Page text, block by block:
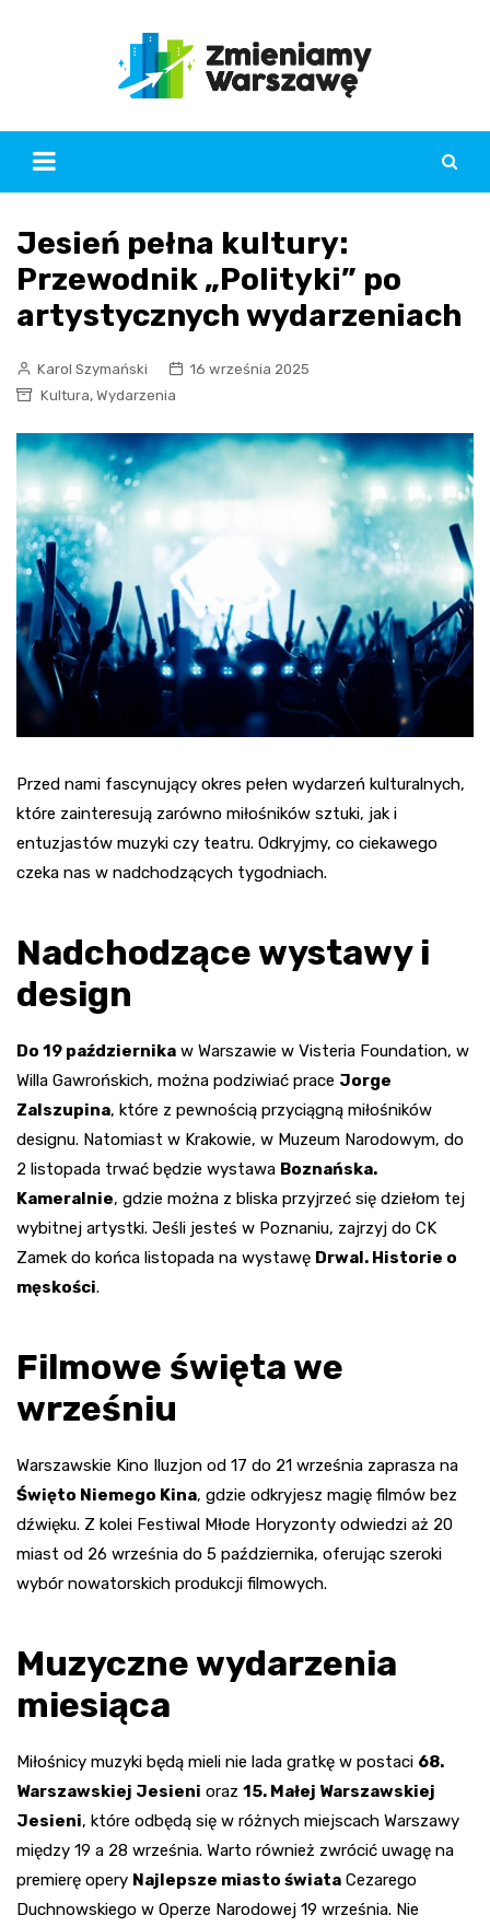
Jesień pełna kultury:
Przewodnik „Polityki” po
artystycznych wydarzeniach
Karol Szymański
16 września 2025
Kultura, Wydarzenia
Przed nami fascynujący okres pełen wydarzeń kulturalnych,
które zainteresują zarówno miłośników sztuki, jak i
entuzjastów muzyki czy teatru. Odkryjmy, co ciekawego
czeka nas w nadchodzących tygodniach.
Nadchodzące wystawy i
design
Do 19 października w Warszawie w Visteria Foundation, w
Willa Gawrońskich, można podziwiać prace Jorge
Zalszupina, które z pewnością przyciągną miłośników
designu. Natomiast w Krakowie, w Muzeum Narodowym, do
2 listopada trwać będzie wystawa Boznańska.
Kameralnie, gdzie można z bliska przyjrzeć się dziełom tej
wybitnej artystki. Jeśli jesteś w Poznaniu, zajrzyj do CK
Zamek do końca listopada na wystawę Drwal. Historie o
męskości.
Filmowe święta we
wrześniu
Warszawskie Kino Iluzjon od 17 do 21 września zaprasza na
Święto Niemego Kina, gdzie odkryjesz magię filmów bez
dźwięku. Z kolei Festiwal Młode Horyzonty odwiedzi aż 20
miast od 26 września do 5 października, oferując szeroki
wybór nowatorskich produkcji filmowych.
Muzyczne wydarzenia
miesiąca
Miłośnicy muzyki będą mieli nie lada gratkę w postaci 68.
Warszawskiej Jesieni oraz 15. Małej Warszawskiej
Jesieni, które odbędą się w różnych miejscach Warszawy
między 19 a 28 września. Warto również zwrócić uwagę na
premierę opery Najlepsze miasto świata Cezarego
Duchnowskiego w Operze Narodowej 19 września. Nie